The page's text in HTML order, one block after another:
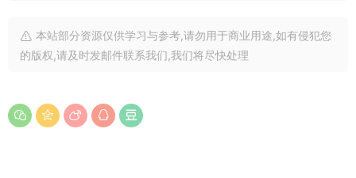
本站部分资源仅供学习与参考,请勿用于商业用途,如有侵犯您
的版权,请及时发邮件联系我们,我们将尽快处理